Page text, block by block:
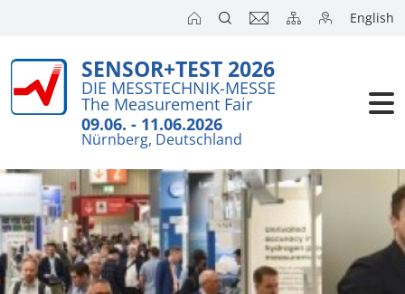
English
SENSOR+TEST 2026
DIE MESSTECHNIK-MESSE
The Measurement Fair
09.06. - 11.06.2026
Nürnberg, Deutschland